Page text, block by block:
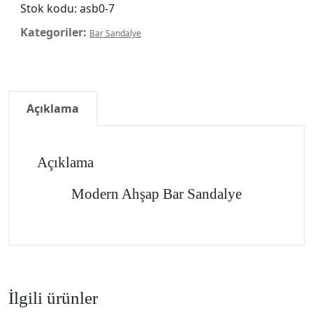
Stok kodu: asb0-7
Kategoriler: Bar Sandalye
Açıklama
Açıklama
Modern Ahşap Bar Sandalye
İlgili ürünler